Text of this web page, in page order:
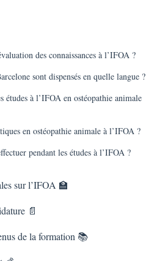
des connaissances à l’IFOA ?
sont dispensés en quelle langue ?
études à l’IFOA en ostéopathie animale
en ostéopathie animale à l’IFOA ?
pendant les études à l’IFOA ?
sur l’IFOA 🏫
📄
de la formation 📚